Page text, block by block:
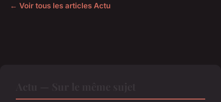
← Voir tous les articles Actu